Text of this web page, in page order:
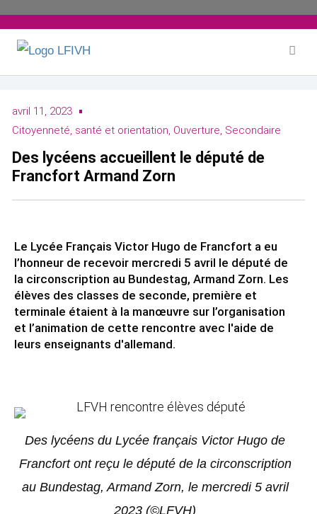
au
contenu
avril 11, 2023
Citoyenneté, santé et orientation, Ouverture, Secondaire
Des lycéens accueillent le député de
Francfort Armand Zorn
Le Lycée Français Victor Hugo de Francfort a eu
l’honneur de recevoir mercredi 5 avril le député de
la circonscription au Bundestag, Armand Zorn. Les
élèves des classes de seconde, première et
terminale étaient à la manœuvre sur l’organisation
et l’animation de cette rencontre avec l'aide de
leurs enseignants d'allemand.
Des lycéens du Lycée français Victor Hugo de
Francfort ont reçu le député de la circonscription
au Bundestag, Armand Zorn, le mercredi 5 avril
2023 (©LFVH)